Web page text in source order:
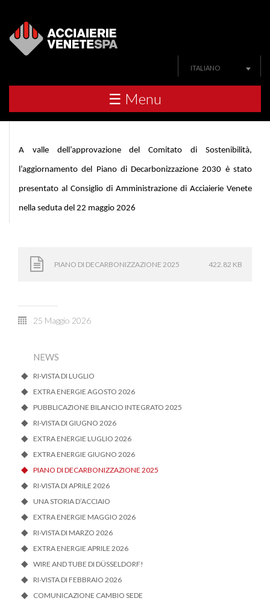
ITALIANO
☰ Menu
A valle dell’approvazione del Comitato di Sostenibilità,
l’aggiornamento del Piano di Decarbonizzazione 2030 è stato
presentato al Consiglio di Amministrazione di Acciaierie Venete
nella seduta del 22 maggio 2026
PIANO DI DECARBONIZZAZIONE 2025 422.82 KB
25 Maggio 2026
NEWS
RI-VISTA DI LUGLIO
EXTRA ENERGIE AGOSTO 2026
PUBBLICAZIONE BILANCIO INTEGRATO 2025
RI-VISTA DI GIUGNO 2026
EXTRA ENERGIE LUGLIO 2026
EXTRA ENERGIE GIUGNO 2026
PIANO DI DECARBONIZZAZIONE 2025
RI-VISTA DI APRILE 2026
UNA STORIA D’ACCIAIO
EXTRA ENERGIE MAGGIO 2026
RI-VISTA DI MARZO 2026
EXTRA ENERGIE APRILE 2026
WIRE AND TUBE DI DÜSSELDORF!
RI-VISTA DI FEBBRAIO 2026
COMUNICAZIONE CAMBIO SEDE